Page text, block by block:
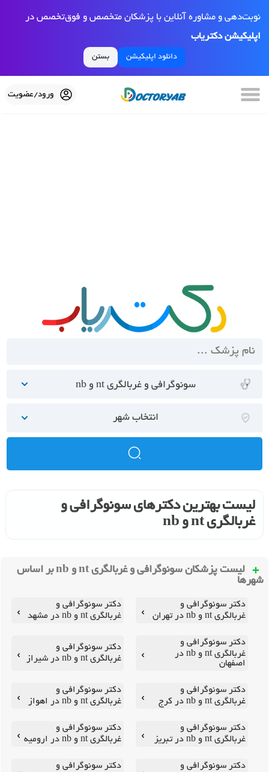
نوبت‌دهی و مشاوره آنلاین با پزشکان متخصص و فوق‌تخصص در
اپلیکیشن دکتریاب
دانلود اپلیکیشن بستن
ورود/عضویت
سونوگرافی و غربالگری nt و nb
انتخاب شهر
لیست بهترین دکترهای سونوگرافی و
غربالگری nt و nb
لیست پزشکان سونوگرافی و غربالگری nt و nb بر اساس
شهرها
دکتر سونوگرافی و
غربالگری nt و nb در تهران
دکتر سونوگرافی و
غربالگری nt و nb در مشهد
دکتر سونوگرافی و
غربالگری nt و nb در
اصفهان
دکتر سونوگرافی و
غربالگری nt و nb در شیراز
دکتر سونوگرافی و
غربالگری nt و nb در کرج
دکتر سونوگرافی و
غربالگری nt و nb در اهواز
دکتر سونوگرافی و
غربالگری nt و nb در تبریز
دکتر سونوگرافی و
غربالگری nt و nb در ارومیه
دکتر سونوگرافی و
دکتر سونوگرافی و